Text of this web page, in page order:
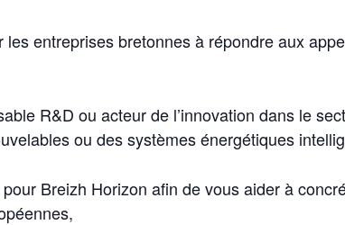
les entreprises bretonnes à répondre aux
R&D ou acteur de l’innovation dans le
ou des systèmes énergétiques
Breizh Horizon afin de vous aider à